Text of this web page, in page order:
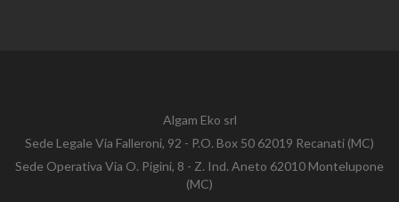
Algam Eko srl
Sede Legale Via Falleroni, 92 - P.O. Box 50 62019 Recanati (MC)
Sede Operativa Via O. Pigini, 8 - Z. Ind. Aneto 62010 Montelupone
(MC)